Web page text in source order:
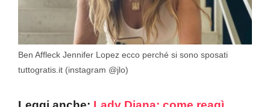
Ben Affleck Jennifer Lopez ecco perché si sono sposati
tuttogratis.it (instagram @jlo)